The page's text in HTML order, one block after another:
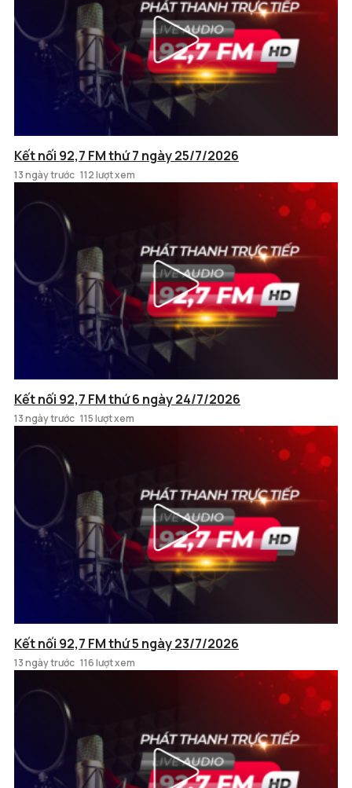
Kết nối 92,7 FM thứ 7 ngày 25/7/2026
13 ngày trước 112 lượt xem
Kết nối 92,7 FM thứ 6 ngày 24/7/2026
13 ngày trước 115 lượt xem
Kết nối 92,7 FM thứ 5 ngày 23/7/2026
13 ngày trước 116 lượt xem